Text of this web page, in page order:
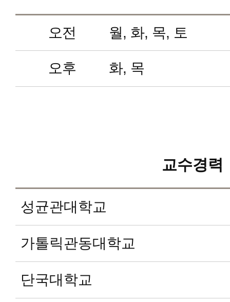
오전 월, 화, 목, 토
오후 화, 목
교수경력
성균관대학교
가톨릭관동대학교
단국대학교